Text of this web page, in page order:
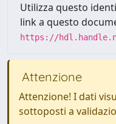
Utilizza questo
link a questo
https://
Attenzione
Attenzione! I dati
sottoposti a